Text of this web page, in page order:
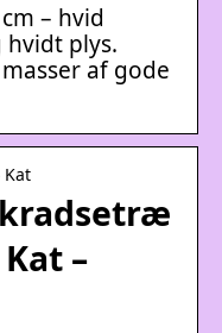
– hvid
plys.
af gode
Kat
–